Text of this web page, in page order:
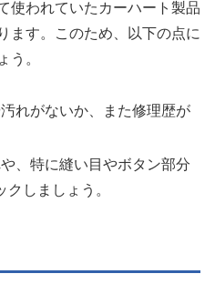
使われていたカーハート製品
ます。このため、以下の点に
う。
れがないか、また修理歴が
、特に縫い目やボタン部分
しましょう。